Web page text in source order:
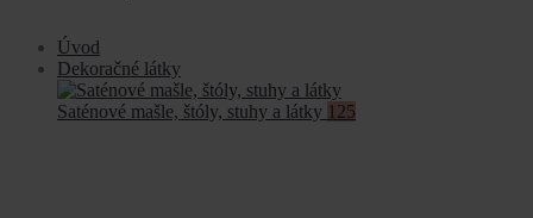
Úvod
Dekoračné látky
Saténové mašle, štóly, stuhy a látky 125